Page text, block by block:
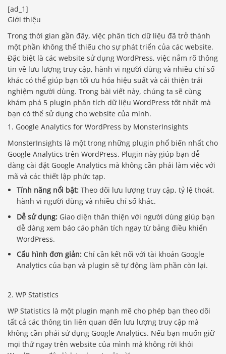
[ad_1]
Giới thiệu
Trong thời gian gần đây, việc phân tích dữ liệu đã trở thành
một phần không thể thiếu cho sự phát triển của các website.
Đặc biệt là các website sử dụng WordPress, việc nắm rõ thông
tin về lưu lượng truy cập, hành vi người dùng và nhiều chỉ số
khác có thể giúp bạn tối ưu hóa hiệu suất và cải thiện trải
nghiệm người dùng. Trong bài viết này, chúng ta sẽ cùng
khám phá 5 plugin phân tích dữ liệu WordPress tốt nhất mà
bạn có thể sử dụng cho website của mình.
1. Google Analytics for WordPress by MonsterInsights
MonsterInsights là một trong những plugin phổ biến nhất cho
Google Analytics trên WordPress. Plugin này giúp bạn dễ
dàng cài đặt Google Analytics mà không cần phải làm việc với
mã và các thiết lập phức tạp.
Tính năng nổi bật: Theo dõi lưu lượng truy cập, tỷ lệ thoát,
hành vi người dùng và nhiều chỉ số khác.
Dễ sử dụng: Giao diện thân thiện với người dùng giúp bạn
dễ dàng xem báo cáo phân tích ngay từ bảng điều khiển
WordPress.
Cấu hình đơn giản: Chỉ cần kết nối với tài khoản Google
Analytics của bạn và plugin sẽ tự động làm phần còn lại.
2. WP Statistics
WP Statistics là một plugin mạnh mẽ cho phép bạn theo dõi
tất cả các thông tin liên quan đến lưu lượng truy cập mà
không cần phải sử dụng Google Analytics. Nếu bạn muốn giữ
mọi thứ ngay trên website của mình mà không rời khỏi